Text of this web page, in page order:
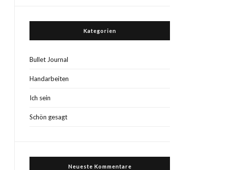
Kategorien
Bullet Journal
Handarbeiten
Ich sein
Schön gesagt
Neueste Kommentare